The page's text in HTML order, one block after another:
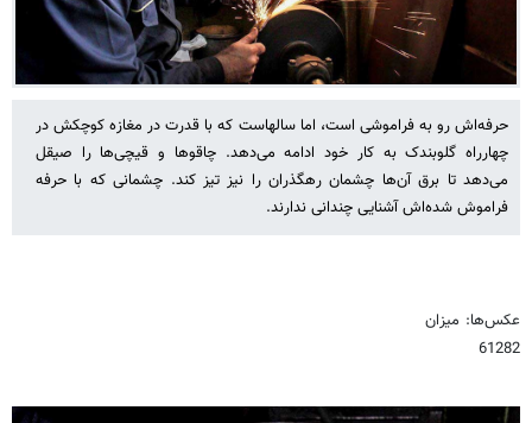
حرفه‌اش رو به فراموشی است، اما سالهاست که با قدرت در مغازه کوچکش در
چهارراه گلوبندک به کار خود ادامه می‌دهد. چاقو‌ها و قیچی‌ها را صیقل
می‌دهد تا برق آن‌ها چشمان رهگذران را نیز تیز کند. چشمانی که با حرفه
فراموش شده‌اش آشنایی چندانی ندارند.
عکس‌ها: میزان
61282